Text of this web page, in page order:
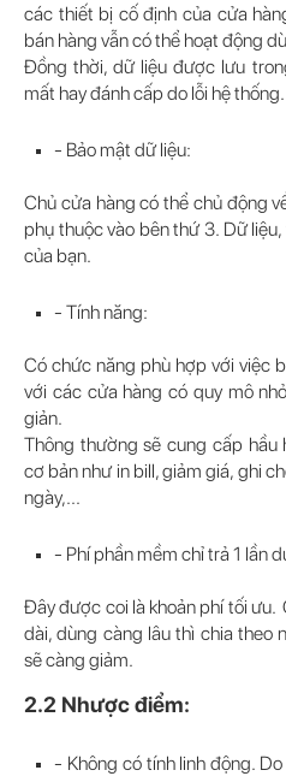
các thiết bị cố định của cửa
bán hàng vẫn có thể hoạt động
Đồng thời, dữ liệu được lưu
mất hay đánh cấp do lỗi hệ thống.
- Bảo mật dữ liệu:
Chủ cửa hàng có thể chủ động
phụ thuộc vào bên thứ 3. Dữ
của bạn.
- Tính năng:
Có chức năng phù hợp với việc
với các cửa hàng có quy mô
giản.
Thông thường sẽ cung cấp
cơ bản như in bill, giảm giá, ghi
ngày,...
- Phí phần mềm chỉ trả 1 lần
Đây được coi là khoản phí tối ưu.
dài, dùng càng lâu thì chia theo
sẽ càng giảm.
2.2 Nhược điểm:
- Không có tính linh động.